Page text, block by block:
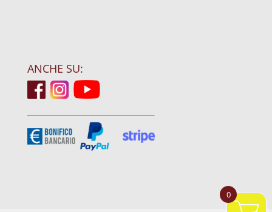
ANCHE SU:
0